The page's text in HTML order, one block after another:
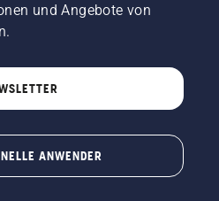
und Angebote von
ANWENDER